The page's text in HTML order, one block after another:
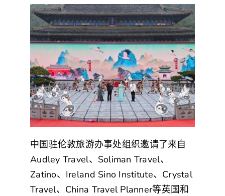
中国驻伦敦旅游办事处组织邀请了来自
Audley Travel、Soliman Travel、
Zatino、Ireland Sino Institute、Crystal
Travel、China Travel Planner等英国和